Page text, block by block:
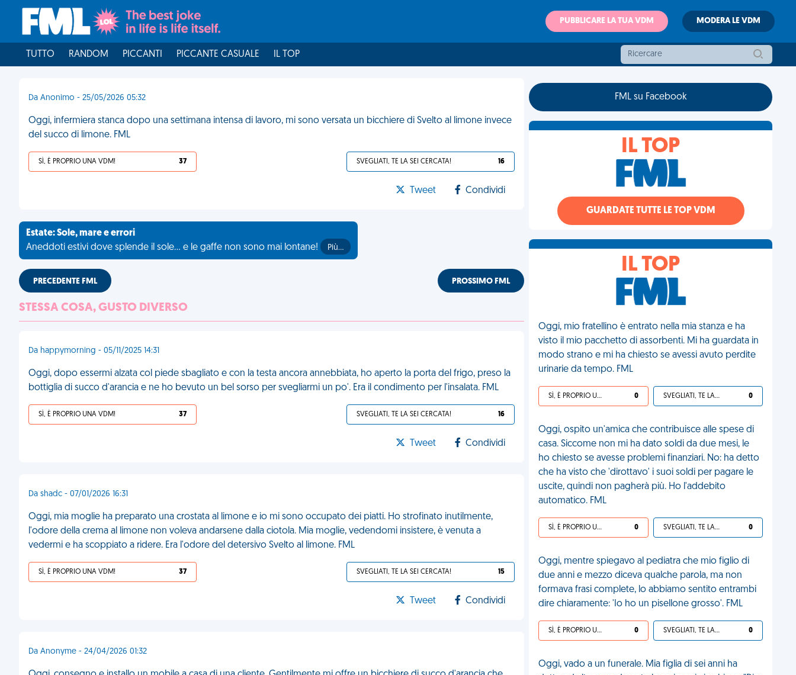
PUBBLICARE LA TUA VDM MODERA LE VDM
TUTTO RANDOM PICCANTI PICCANTE CASUALE IL TOP
Da Anonimo - 25/05/2026 05:32
Oggi, infermiera stanca dopo una settimana intensa di lavoro, mi sono versata un bicchiere di Svelto al limone invece
del succo di limone. FML
SÌ, È PROPRIO UNA VDM! 37 SVEGLIATI, TE LA SEI CERCATA! 16
Tweet Condividi
Estate: Sole, mare e errori
Aneddoti estivi dove splende il sole... e le gaffe non sono mai lontane!
Più…
PRECEDENTE FML PROSSIMO FML
STESSA COSA, GUSTO DIVERSO
Da happymorning - 05/11/2025 14:31
Oggi, dopo essermi alzata col piede sbagliato e con la testa ancora annebbiata, ho aperto la porta del frigo, preso la
bottiglia di succo d'arancia e ne ho bevuto un bel sorso per svegliarmi un po'. Era il condimento per l'insalata. FML
SÌ, È PROPRIO UNA VDM! 37 SVEGLIATI, TE LA SEI CERCATA! 16
Tweet Condividi
Da shadc - 07/01/2026 16:31
Oggi, mia moglie ha preparato una crostata al limone e io mi sono occupato dei piatti. Ho strofinato inutilmente,
l'odore della crema al limone non voleva andarsene dalla ciotola. Mia moglie, vedendomi insistere, è venuta a
vedermi e ha scoppiato a ridere. Era l'odore del detersivo Svelto al limone. FML
SÌ, È PROPRIO UNA VDM! 37 SVEGLIATI, TE LA SEI CERCATA! 15
Tweet Condividi
Da Anonyme - 24/04/2026 01:32
FML su Facebook
IL TOP
GUARDATE TUTTE LE TOP VDM
IL TOP
Oggi, mio fratellino è entrato nella mia stanza e ha
visto il mio pacchetto di assorbenti. Mi ha guardata in
modo strano e mi ha chiesto se avessi avuto perdite
urinarie da tempo. FML
SÌ, È PROPRIO UNA VDM! 0 SVEGLIATI, TE LA SEI CERCATA! 0
Oggi, ospito un'amica che contribuisce alle spese di
casa. Siccome non mi ha dato soldi da due mesi, le
ho chiesto se avesse problemi finanziari. No: ha detto
che ha visto che 'dirottavo' i suoi soldi per pagare le
uscite, quindi non pagherà più. Ho l'addebito
automatico. FML
SÌ, È PROPRIO UNA VDM! 0 SVEGLIATI, TE LA SEI CERCATA! 0
Oggi, mentre spiegavo al pediatra che mio figlio di
due anni e mezzo diceva qualche parola, ma non
formava frasi complete, lo abbiamo sentito entrambi
dire chiaramente: 'Io ho un pisellone grosso'. FML
SÌ, È PROPRIO UNA VDM! 0 SVEGLIATI, TE LA SEI CERCATA! 0
Oggi, vado a un funerale. Mia figlia di sei anni ha